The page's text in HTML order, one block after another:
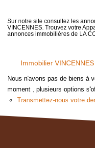
Qui
Sur notre site consultez les
VINCENNES. Trouvez votre
annonces immobilières de LA
Immobilier VINCENNES
Nous n'avons pas de biens à
moment , plusieurs options
Transmettez-nous votre